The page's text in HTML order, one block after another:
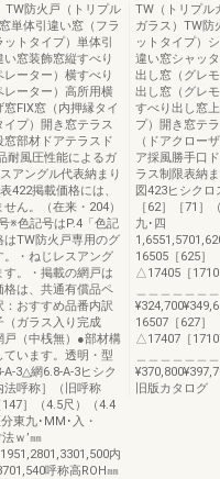
TW防火戸（トリプル
単体引違い窓（フラ
トタイプ）単体引
窓装飾窓縦すべり
ーター）横すべり
ーター）高所用横
FIX窓（内押縁タイ
プ）開き窓テラス
窓部材ドアテラスド
耐風圧性能によるガ
アングル代表納まり
422掲載価格には、
ん。（在来・204）
※色記号はP.4「色記
TW防火戸専用のグ
。・ねじレスアング
。・掲載の網戸は
は、共通有償品ペ
おすすめ品番内訳
（ガラス入り完成
戸（中桟無）●部材構
います。透明・型
3△網6.8-A-3ヒシク
法呼称］（旧呼称
］（4.5尺）（4.4
東九･MM･入・
ｗ’㎜
内
呼称高ROH㎜
TW（トリプル
ガラス）TW防
ットタイプ）
違い窓シャッ
出し窓（グレ
出し窓（グレ
すべり出し窓
プ）開き窓テ
（ドアクロー
ア採風勝手口
ラス制限表納
図423ヒシクロ
［62］［71］
九･四
16505［625］
△17405［
16507［627］
△17407［
旧版カタログ